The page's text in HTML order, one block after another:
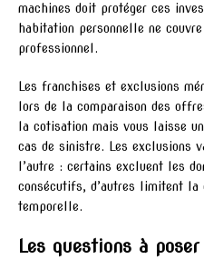
machines doit protéger ces
habitation personnelle ne
professionnel.
Les franchises et exclusions
lors de la comparaison des
la cotisation mais vous laisse
cas de sinistre. Les exclusions
l’autre : certains excluent les
consécutifs, d’autres limitent la
temporelle.
Les questions à